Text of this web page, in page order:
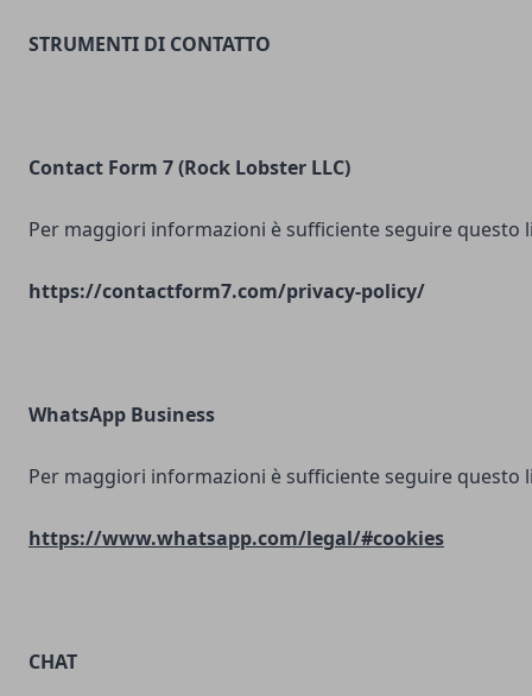
STRUMENTI DI CONTATTO
Contact Form 7 (Rock Lobster LLC)
Per maggiori informazioni è sufficiente seguire questo
https://contactform7.com/privacy-policy/
WhatsApp Business
Per maggiori informazioni è sufficiente seguire questo
https://www.whatsapp.com/legal/#cookies
CHAT